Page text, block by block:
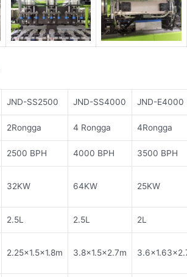
JND-SS2500 JND-SS4000 JND-E4000
2Rongga 4 Rongga 4Rongga
2500 BPH 4000 BPH 3500 BPH
32KW 64KW 25KW
2.5L 2.5L 2L
2.25×1.5×1.8m 3.8×1.5×2.7m